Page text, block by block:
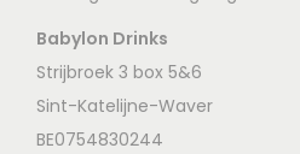
Babylon Drinks
Strijbroek 3 box 5&6
Sint-Katelijne-Waver
BE0754830244